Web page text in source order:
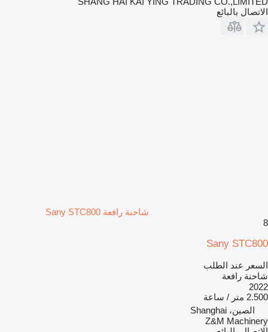
الاتصال بالبائع
شاحنة رافعة Sany STC800
8
Sany STC800
السعر عند الطلب
شاحنة رافعة
2022
2.500 متر / ساعة
الصين، Shanghai
Z&M Machinery